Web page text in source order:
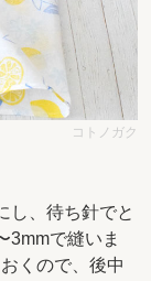
コトノガク
し、待ち針でと
3mmで縫いま
くので、後中